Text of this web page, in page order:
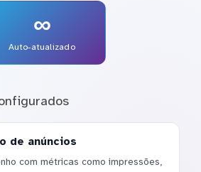
∞
Auto-atualizado
de anúncios
com métricas como impressões,